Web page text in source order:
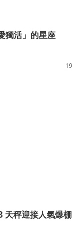
獨活」的星座
19
天秤迎接人氣爆棚